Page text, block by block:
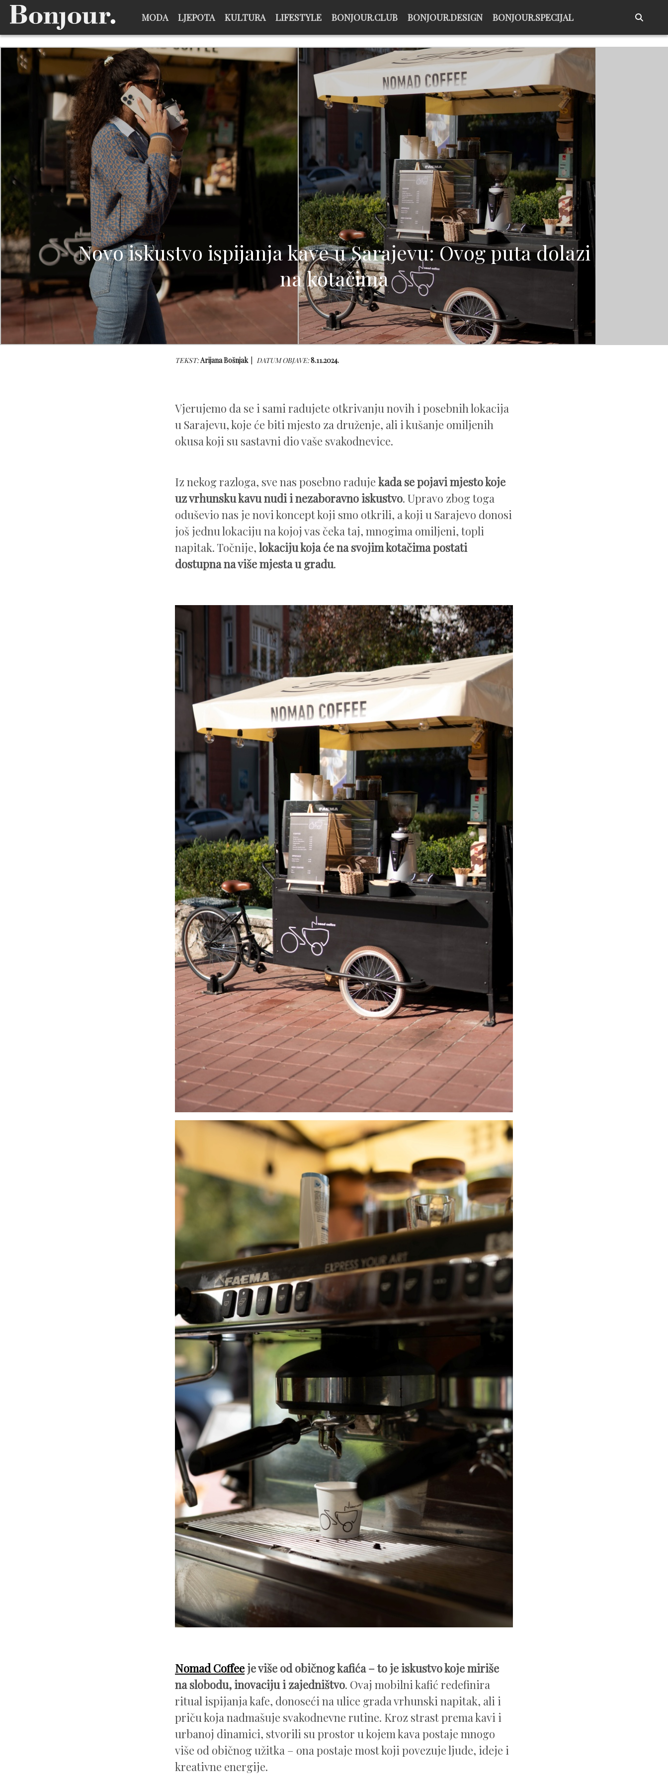
MODA LJEPOTA KULTURA LIFESTYLE BONJOUR.CLUB BONJOUR.DESIGN BONJOUR.SPECIJAL
Novo iskustvo ispijanja kave u Sarajevu: Ovog puta dolazi
na kotačima
TEKST:Arijana Bošnjak DATUM OBJAVE:8.11.2024.
Vjerujemo da se i sami radujete otkrivanju novih i posebnih lokacija
u Sarajevu, koje će biti mjesto za druženje, ali i kušanje omiljenih
okusa koji su sastavni dio vaše svakodnevice.
Iz nekog razloga, sve nas posebno raduje kada se pojavi mjesto koje
uz vrhunsku kavu nudi i nezaboravno iskustvo. Upravo zbog toga
oduševio nas je novi koncept koji smo otkrili, a koji u Sarajevo donosi
još jednu lokaciju na kojoj vas čeka taj, mnogima omiljeni, topli
napitak. Točnije, lokaciju koja će na svojim kotačima postati
dostupna na više mjesta u gradu.
Nomad Coffee je više od običnog kafića – to je iskustvo koje miriše
na slobodu, inovaciju i zajedništvo. Ovaj mobilni kafić redefinira
ritual ispijanja kafe, donoseći na ulice grada vrhunski napitak, ali i
priču koja nadmašuje svakodnevne rutine. Kroz strast prema kavi i
urbanoj dinamici, stvorili su prostor u kojem kava postaje mnogo
više od običnog užitka – ona postaje most koji povezuje ljude, ideje i
kreativne energije.